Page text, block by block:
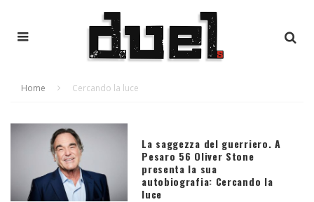
Home Cercando la luce
La saggezza del guerriero. A
Pesaro 56 Oliver Stone
presenta la sua
autobiografia: Cercando la
luce